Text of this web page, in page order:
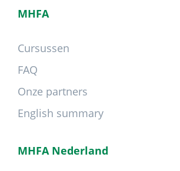
MHFA
Cursussen
FAQ
Onze partners
English summary
MHFA Nederland